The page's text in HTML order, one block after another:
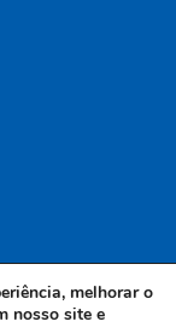
melhorar o
nosso site e